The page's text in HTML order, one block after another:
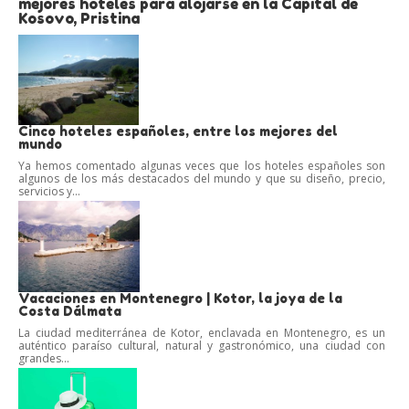
mejores hoteles para alojarse en la Capital de
Kosovo, Pristina
Cinco hoteles españoles, entre los mejores del
mundo
Ya hemos comentado algunas veces que los hoteles españoles son
algunos de los más destacados del mundo y que su diseño, precio,
servicios y...
Vacaciones en Montenegro | Kotor, la joya de la
Costa Dálmata
La ciudad mediterránea de Kotor, enclavada en Montenegro, es un
auténtico paraíso cultural, natural y gastronómico, una ciudad con
grandes...